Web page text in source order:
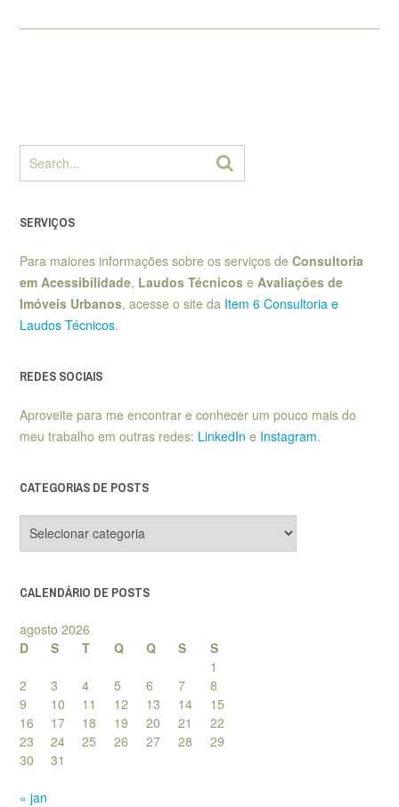
SERVIÇOS
Para maiores informações sobre os serviços de Consultoria
em Acessibilidade, Laudos Técnicos e Avaliações de
Imóveis Urbanos, acesse o site da Item 6 Consultoria e
Laudos Técnicos.
REDES SOCIAIS
Aproveite para me encontrar e conhecer um pouco mais do
meu trabalho em outras redes: LinkedIn e Instagram.
CATEGORIAS DE POSTS
de
CALENDÁRIO DE POSTS
agosto 2026
D
S T Q Q S
S
1
2
3 4 5 6 7
8
9
10 11 12 13 14
15
16
17 18 19 20 21
22
23
24 25 26 27 28
29
30
31
« jan